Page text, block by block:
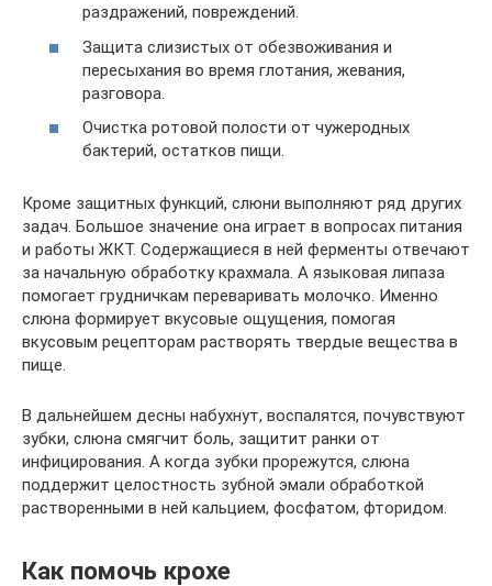
раздражений, повреждений.
Защита слизистых от обезвоживания и
пересыхания во время глотания, жевания,
разговора.
Очистка ротовой полости от чужеродных
бактерий, остатков пищи.
Кроме защитных функций, слюни выполняют ряд других
задач. Большое значение она играет в вопросах питания
и работы ЖКТ. Содержащиеся в ней ферменты отвечают
за начальную обработку крахмала. А языковая липаза
помогает грудничкам переваривать молочко. Именно
слюна формирует вкусовые ощущения, помогая
вкусовым рецепторам растворять твердые вещества в
пище.
В дальнейшем десны набухнут, воспалятся, почувствуют
зубки, слюна смягчит боль, защитит ранки от
инфицирования. А когда зубки прорежутся, слюна
поддержит целостность зубной эмали обработкой
растворенными в ней кальцием, фосфатом, фторидом.
Как помочь крохе